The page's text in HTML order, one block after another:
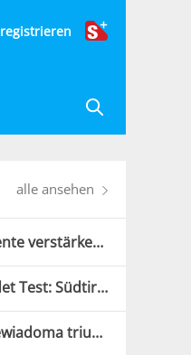
registrieren
alle ansehen
Fünf Südtiroler Talente verstärken die Carabinieri
Casiraghi entscheidet Test: Südtirol bezwingt Verona
Tour de France: Niewiadoma triumphiert am Mont Ventoux